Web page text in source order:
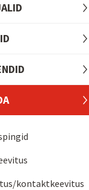
kontaktkeevitus